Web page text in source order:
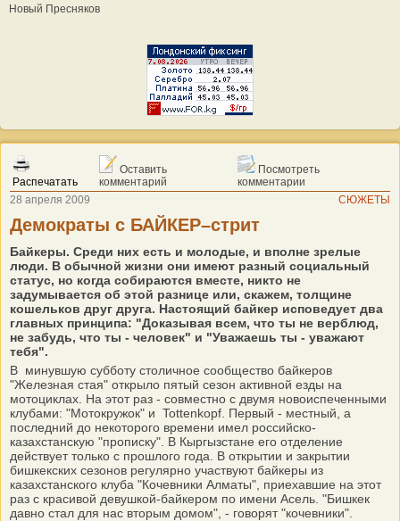
Новый Пресняков
Распечатать
Оставить
комментарий
Посмотреть
комментарии
28 апреля 2009
СЮЖЕТЫ
Демократы с БАЙКЕР–стрит
Байкеры. Среди них есть и молодые, и вполне зрелые
люди. В обычной жизни они имеют разный социальный
статус, но когда собираются вместе, никто не
задумывается об этой разнице или, скажем, толщине
кошельков друг друга. Настоящий байкер исповедует два
главных принципа: "Доказывая всем, что ты не верблюд,
не забудь, что ты - человек" и "Уважаешь ты - уважают
тебя".
В минувшую субботу столичное сообщество байкеров
"Железная стая" открыло пятый сезон активной езды на
мотоциклах. На этот раз - совместно с двумя новоиспеченными
клубами: "Мотокружок" и Tottenkopf. Первый - местный, а
последний до некоторого времени имел российско-
казахстанскую "прописку". В Кыргызстане его отделение
действует только с прошлого года. В открытии и закрытии
бишкекских сезонов регулярно участвуют байкеры из
казахстанского клуба "Кочевники Алматы", приехавшие на этот
раз с красивой девушкой-байкером по имени Асель. "Бишкек
давно стал для нас вторым домом", - говорят "кочевники".